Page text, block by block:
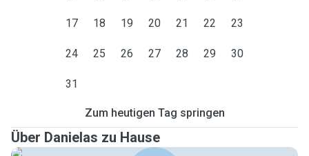
17 18 19 20 21 22 23
24 25 26 27 28 29 30
31
Zum heutigen Tag springen
Über Danielas zu Hause